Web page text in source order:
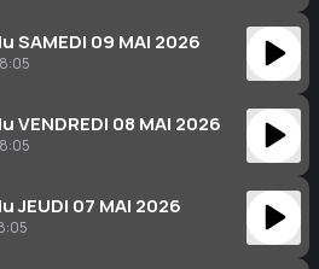
SAMEDI 09 MAI 2026
VENDREDI 08 MAI 2026
JEUDI 07 MAI 2026